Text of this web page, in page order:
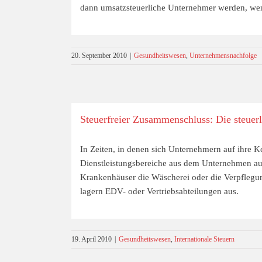
dann umsatzsteuerliche Unternehmer werden,
20. September 2010 Gesundheitswesen, Unternehmensnachfolge
Steuerfreier Zusammenschluss: Die
In Zeiten, in denen sich Unternehmern auf ihre
Dienstleistungsbereiche aus dem Unternehmen
Krankenhäuser die Wäscherei oder die
lagern EDV- oder Vertriebsabteilungen aus.
19. April 2010 Gesundheitswesen, Internationale Steuern